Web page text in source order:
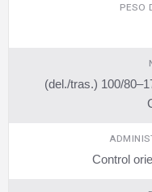
PESO
(del./tras.) 100/
Control